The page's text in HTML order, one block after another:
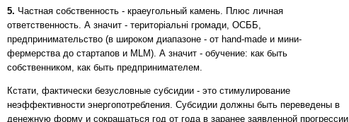
5. Частная собственность - краеугольный камень. Плюс личная
ответственность. А значит - територіальні громади, ОСББ,
предпринимательство (в широком диапазоне - от hand-made и мини-
фермерства до стартапов и MLM). А значит - обучение: как быть
собственником, как быть предпринимателем.
Кстати, фактически безусловные субсидии - это стимулирование
неэффективности энергопотребления. Субсидии должны быть переведены в
денежную форму и сокращаться год от года в заранее заявленной прогрессии.